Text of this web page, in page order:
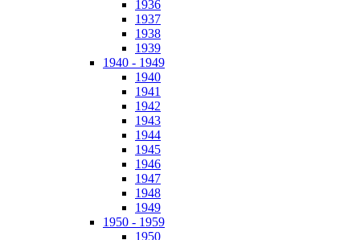
1936
1937
1938
1939
1940 - 1949
1940
1941
1942
1943
1944
1945
1946
1947
1948
1949
1950 - 1959
1950